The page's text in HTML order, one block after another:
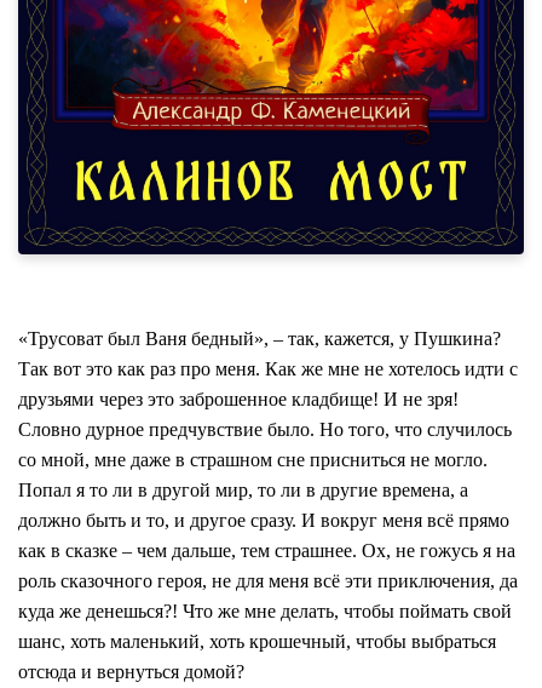
«Трусоват был Ваня бедный», – так, кажется, у Пушкина?
Так вот это как раз про меня. Как же мне не хотелось идти с
друзьями через это заброшенное кладбище! И не зря!
Словно дурное предчувствие было. Но того, что случилось
со мной, мне даже в страшном сне присниться не могло.
Попал я то ли в другой мир, то ли в другие времена, а
должно быть и то, и другое сразу. И вокруг меня всё прямо
как в сказке – чем дальше, тем страшнее. Ох, не гожусь я на
роль сказочного героя, не для меня всё эти приключения, да
куда же денешься?! Что же мне делать, чтобы поймать свой
шанс, хоть маленький, хоть крошечный, чтобы выбраться
отсюда и вернуться домой?